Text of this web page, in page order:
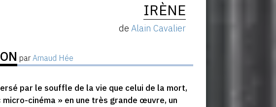
IRÈNE
de Alain Cavalier
parArnaud Hée
par le souffle de la vie que celui de la mort,
cinéma » en une très grande œuvre, un